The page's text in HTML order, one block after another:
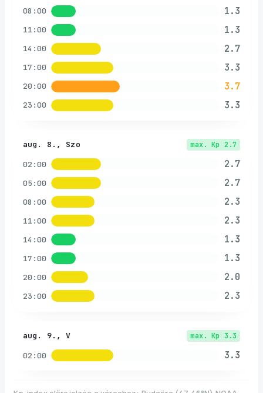
08:00 1.3
11:00 1.3
14:00 2.7
17:00 3.3
20:00 3.7
23:00 3.3
aug. 8., Szo max. Kp 2.7
02:00 2.7
05:00 2.7
08:00 2.3
11:00 2.3
14:00 1.3
17:00 1.3
20:00 2.0
23:00 2.3
aug. 9., V max. Kp 3.3
02:00 3.3